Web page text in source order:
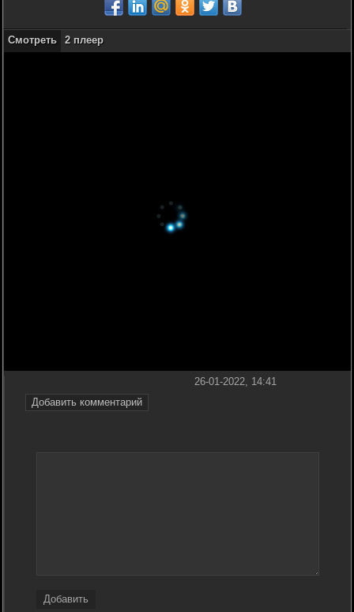
Смотреть 2 плеер
Добавить комментарий
26-01-2022, 14:41
Добавить